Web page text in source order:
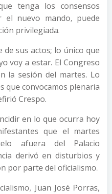
tenga los consensos
el nuevo mando, puede
privilegiada.
de sus actos; lo único que
voy a estar. El Congreso
la sesión del martes. Lo
que convocamos plenaria
Crespo.
en lo que ocurra hoy
que el martes
afuera del Palacio
derivó en disturbios y
por parte del oficialismo.
Juan José Porras,